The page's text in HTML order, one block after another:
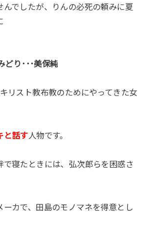
んでしたが、りんの必死の頼みに夏
どり･･･美保純
リスト教布教のためにやってきた女
と話す 人物です。
で寝たときには、弘次郎らを困惑さ
ーカで、田島のモノマネを得意とし